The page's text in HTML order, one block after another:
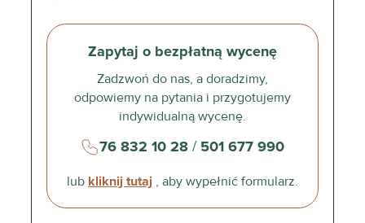
Zapytaj o bezpłatną wycenę
Zadzwoń do nas, a doradzimy,
odpowiemy na pytania i przygotujemy
indywidualną wycenę.
76 832 10 28/ 501 677 990
lub kliknij tutaj , aby wypełnić formularz.